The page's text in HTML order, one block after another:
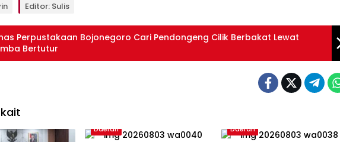
Editor: Sulis
Perpustakaan Bojonegoro Cari Pendongeng Cilik Berbakat Lewat
Bertutur
Daerah Daerah